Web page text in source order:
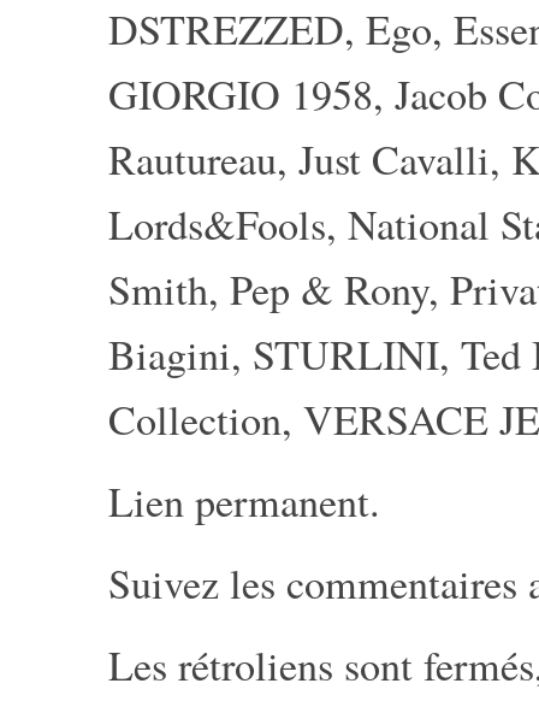
DSTREZZED, Ego,
GIORGIO 1958, Jacob
Rautureau, Just Cavalli,
Lords&Fools, National
Smith, Pep & Rony,
Biagini, STURLINI, Ted
Collection, VERSACE
Lien permanent.
Suivez les commentaires
Les rétroliens sont